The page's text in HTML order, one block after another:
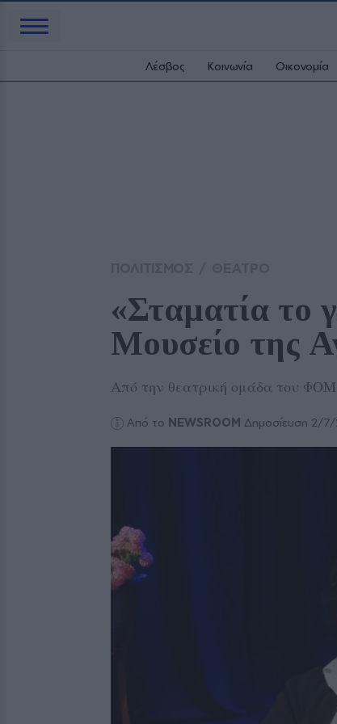
Λέσβος Κοινωνία Οικονομία
«Σταματία το
Μουσείο της
Από την θεατρική ομάδα του ΦΟΜ
Από το NEWSROOM Δημοσίευση 2/